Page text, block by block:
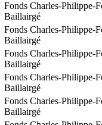
Fonds Charles-Philippe-
Baillairgé
Fonds Charles-Philippe-
Baillairgé
Fonds Charles-Philippe-
Baillairgé
Fonds Charles-Philippe-
Baillairgé
Fonds Charles-Philippe-
Baillairgé